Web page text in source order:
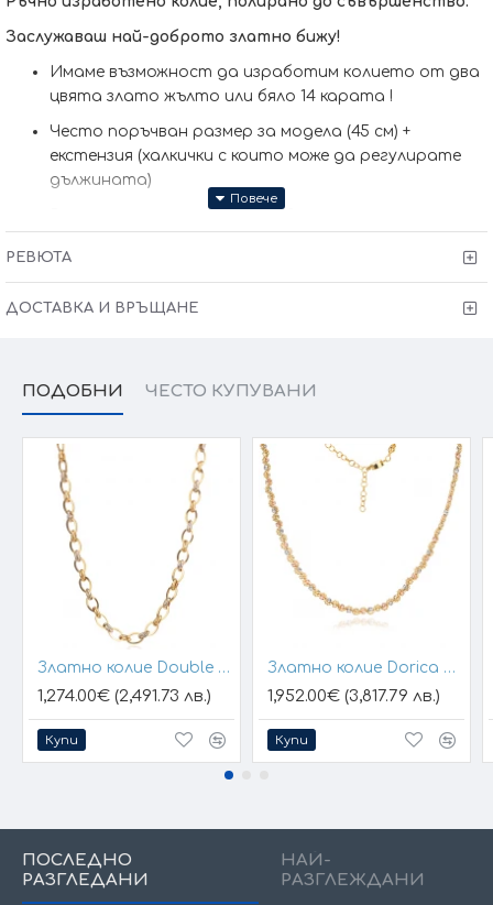
Заслужаваш най-доброто златно бижу!
Имаме възможност да изработим кoлието от два
цвята злато жълто или бяло 14 карата !
Често поръчван размер за модела (45 см) +
екстензия (халкички с които може да регулирате
дължината)
Диамантирани топчета
Тегло: 8.30 гр за размер 50+1см
Колието може да бъде изработено и по-ваш
Сертификат за качество и произход !
6 месеца + тест и преглед !
Kрайната цена и теглото може да варират тъй като
нашите продукти се изработват ръчно +/- 10% според
размера на изделието.
При онлайн поръчка, ще се свържем с вас, за да уточним
всички характеристики и изисквания за изработката.
VICTORIA GOLD&SILVER Всичко хубаво е с теб !
РЕВЮТА
ДОСТАВКА И ВРЪЩАНЕ
ПОДОБНИ ЧЕСТО КУПУВАНИ
Златно колие Double Line
1,274.00€ (2,491.73 лв.)
Купи
Златно колие Dorica Belora
1,952.00€ (3,817.79 лв.)
Купи
ПОСЛЕДНО
РАЗГЛЕДАНИ
НАЙ-
РАЗГЛЕЖДАНИ